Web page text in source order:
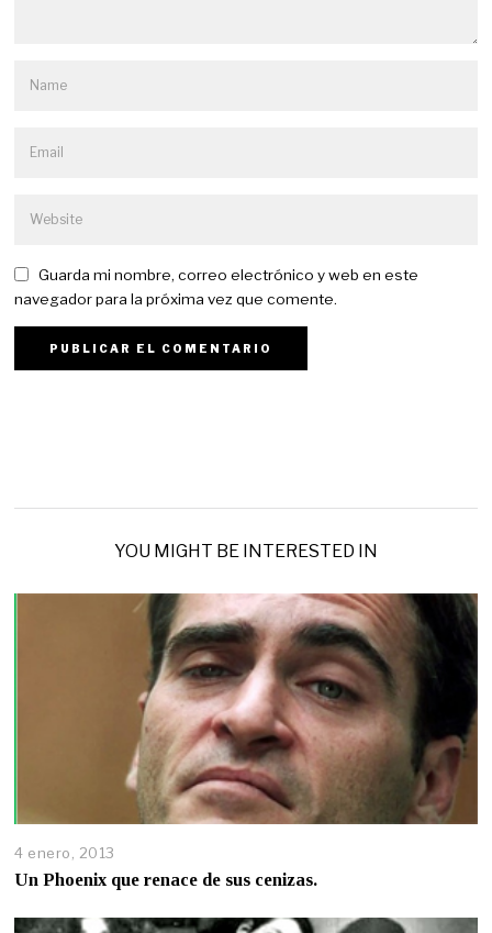
Guarda mi nombre, correo electrónico y web en este
navegador para la próxima vez que comente.
YOU MIGHT BE INTERESTED IN
4 enero, 2013
Un Phoenix que renace de sus cenizas.